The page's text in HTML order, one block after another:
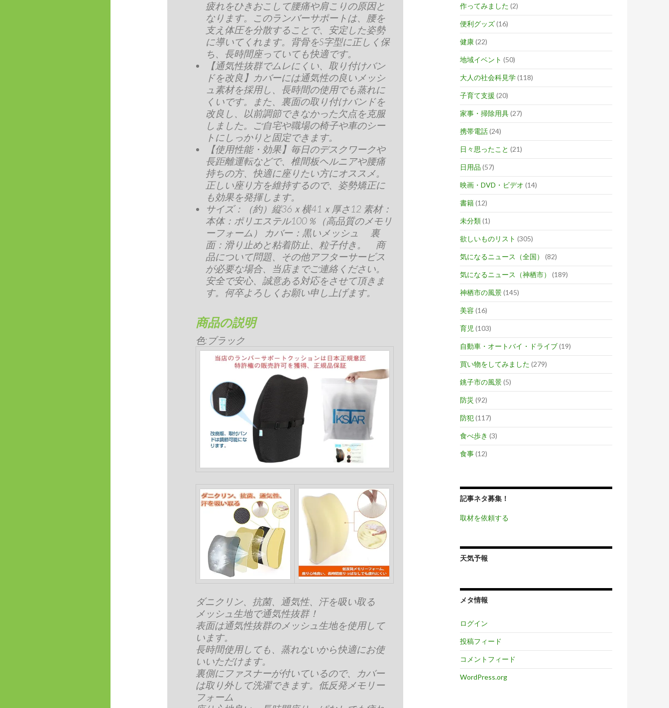
疲れをひきおこして腰痛や肩こりの原因と
なります。このランバーサポートは、腰を
支え体圧を分散することで、安定した姿勢
に導いてくれます。背骨をS字型に正しく保
ち、長時間座っていても快適です。
【通気性抜群でムレにくい、取り付けバン
ドを改良】カバーには通気性の良いメッシ
ュ素材を採用し、長時間の使用でも蒸れに
くいです。また、裏面の取り付けバンドを
改良し、以前調節できなかった欠点を克服
しました。ご自宅や職場の椅子や車のシー
トにしっかりと固定できます。
【使用性能・効果】毎日のデスクワークや
長距離運転などで、椎間板ヘルニアや腰痛
持ちの方、快適に座りたい方にオススメ。
正しい座り方を維持するので、姿勢矯正に
も効果を発揮します。
サイズ：（約）縦36ｘ横41ｘ厚さ12 素材：
本体：ポリエステル100％（高品質のメモリ
ーフォーム） カバー：黒いメッシュ 裏
面：滑り止めと粘着防止、粒子付き。 商
品について問題、その他アフターサービス
が必要な場合、当店までご連絡ください。
安全で安心、誠意ある対応をさせて頂きま
す。何卒よろしくお願い申し上げます。
商品の説明
色: ブラック
ダニクリン、抗菌、通気性、汗を吸い取る
メッシュ生地で通気性抜群！
表面は通気性抜群のメッシュ生地を使用して
います。
長時間使用しても、蒸れないから快適にお使
いいただけます。
裏側にファスナーが付いているので、カバー
は取り外して洗濯できます。 低反発メモリー
フォーム
作ってみました (2)
便利グッズ(16)
健康(22)
地域イベント (50)
大人の社会科見学(118)
子育て支援 (20)
家事・掃除用具(27)
携帯電話(24)
日々思ったこと (21)
日用品 (57)
映画・DVD・ビデオ (14)
書籍(12)
未分類(1)
欲しいものリスト (305)
気になるニュース（全国） (82)
気になるニュース（神栖市） (189)
神栖市の風景(145)
美容 (16)
育児 (103)
自動車・オートバイ・ドライブ(19)
買い物をしてみました (279)
銚子市の風景(5)
防災 (92)
防犯(117)
食べ歩き (3)
食事(12)
記事ネタ募集！
取材を依頼する
天気予報
メタ情報
ログイン
投稿フィード
コメントフィード
WordPress.org